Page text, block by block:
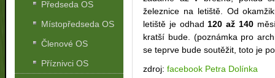
železnice na letiště. Od
letiště je odhad120 až 140
kratší bude. (poznámka pro
se teprve bude soutěžit, toto je
zdroj:facebook Petra Dolínka
Předseda OS
Místopředseda OS
Členové OS
Příznivci OS